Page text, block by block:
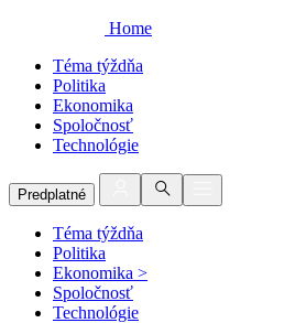
Home
Téma týždňa
Politika
Ekonomika
Spoločnosť
Technológie
Predplatné
Téma týždňa
Politika
Ekonomika >
Spoločnosť
Technológie